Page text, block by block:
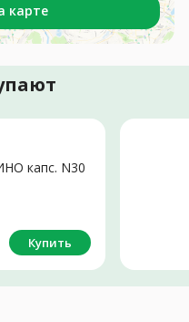
карте
капс. N30
Купить